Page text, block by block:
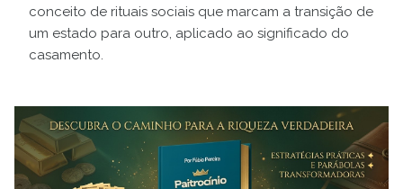
conceito de rituais sociais que marcam a transição de
um estado para outro, aplicado ao significado do
casamento.